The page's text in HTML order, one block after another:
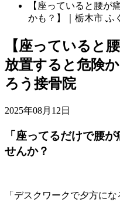
【座っていると腰
かも？】｜栃木市 ふ
【座っていると
放置すると危険
ろう接骨院
2025年08月12日
「座ってるだけで腰
せんか？
「デスクワークで夕方に